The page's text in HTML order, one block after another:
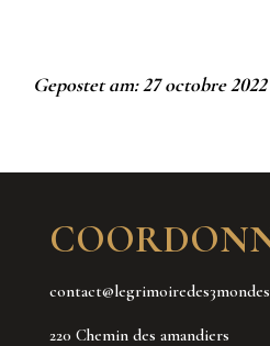
Gepostet am: 27 octobre 2022
220 Chemin des amandiers